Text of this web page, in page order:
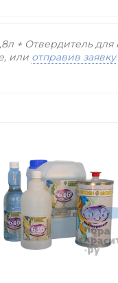
+ Отвердитель
или отправив заявку